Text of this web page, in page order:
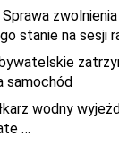
Sprawa
stanie na sesji
samochód
wodny
…